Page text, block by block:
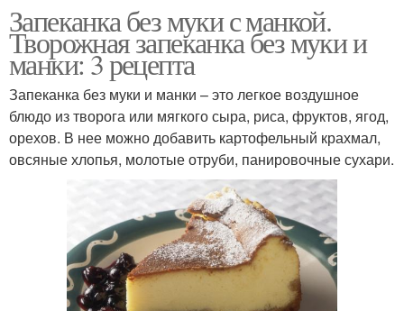
Запеканка без муки с манкой.
Творожная запеканка без муки и
манки: 3 рецепта
Запеканка без муки и манки – это легкое воздушное
блюдо из творога или мягкого сыра, риса, фруктов, ягод,
орехов. В нее можно добавить картофельный крахмал,
овсяные хлопья, молотые отруби, панировочные сухари.